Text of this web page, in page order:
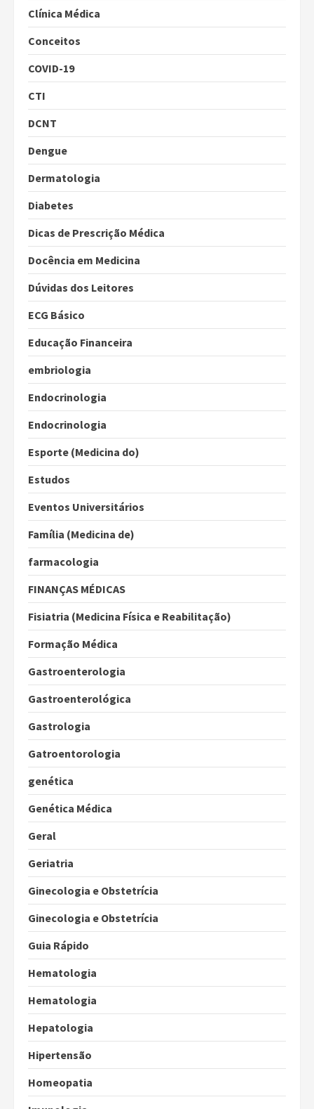
Clínica Médica
Conceitos
COVID-19
CTI
DCNT
Dengue
Dermatologia
Diabetes
Dicas de Prescrição Médica
Docência em Medicina
Dúvidas dos Leitores
ECG Básico
Educação Financeira
embriologia
Endocrinologia
Endocrinologia
Esporte (Medicina do)
Estudos
Eventos Universitários
Família (Medicina de)
farmacologia
FINANÇAS MÉDICAS
Fisiatria (Medicina Física e Reabilitação)
Formação Médica
Gastroenterologia
Gastroenterológica
Gastrologia
Gatroentorologia
genética
Genética Médica
Geral
Geriatria
Ginecologia e Obstetrícia
Ginecologia e Obstetrícia
Guia Rápido
Hematologia
Hematologia
Hepatologia
Hipertensão
Homeopatia